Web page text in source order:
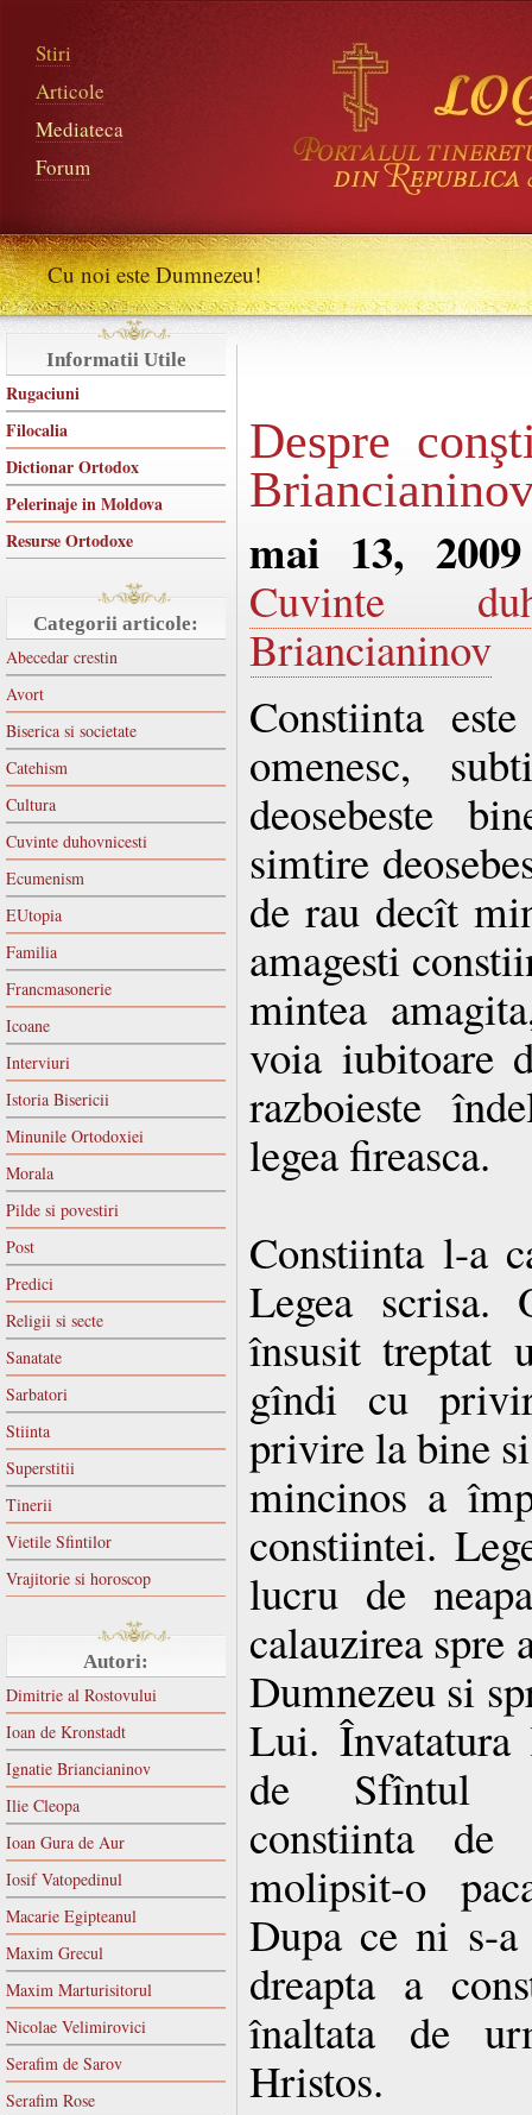
Stiri
Articole
Mediateca
Forum
Cu noi este Dumnezeu!
Informatii Utile
Rugaciuni
Filocalia
Dictionar Ortodox
Pelerinaje in Moldova
Resurse Ortodoxe
Categorii articole:
Abecedar crestin
Avort
Biserica si societate
Catehism
Cultura
Cuvinte duhovnicesti
Ecumenism
EUtopia
Familia
Francmasonerie
Icoane
Interviuri
Istoria Bisericii
Minunile Ortodoxiei
Morala
Pilde si povestiri
Post
Predici
Religii si secte
Sanatate
Sarbatori
Stiinta
Superstitii
Tinerii
Vietile Sfintilor
Vrajitorie si horoscop
Autori:
Dimitrie al Rostovului
Ioan de Kronstadt
Ignatie Briancianinov
Ilie Cleopa
Ioan Gura de Aur
Iosif Vatopedinul
Macarie Egipteanul
Maxim Grecul
Maxim Marturisitorul
Nicolae Velimirovici
Serafim de Sarov
Serafim Rose
Despre
mai 13, 2009
Cuvinte
Briancianinov
Constiinta
omenesc,
deosebeste
simtire
de rau decît
amagesti
mintea
voia iubitoare
razboieste
legea fireasca.
Constiinta l-a
Legea scrisa.
însusit treptat
gîndi cu
privire la bine
mincinos a
constiintei.
lucru de
calauzirea spre
Dumnezeu si
Lui.
de Sfîntul
constiinta
molipsit-o
Dupa ce ni s-a
dreapta a
înaltata de
Hristos.